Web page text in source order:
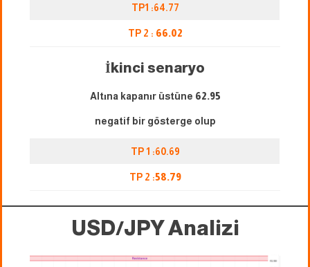
TP1 :64.77
TP 2 : 66.02
İkinci senaryo
Altına kapanır üstüne 62.95
negatif bir gösterge olup
TP 1 :60.69
TP 2 :58.79
USD/JPY Analizi